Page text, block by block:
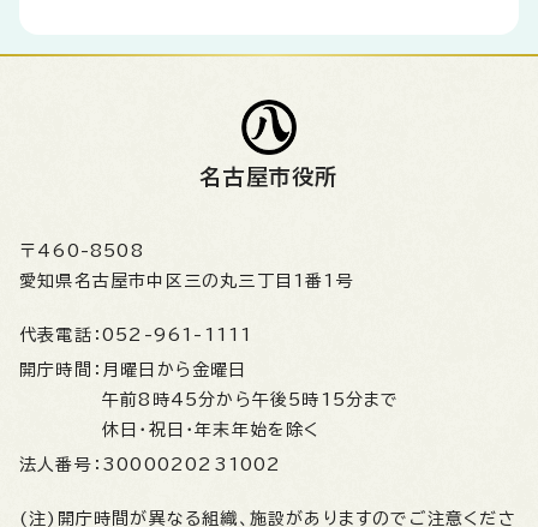
名古屋市役所
〒460-8508
愛知県名古屋市中区三の丸三丁目1番1号
代表電話： 052-961-1111
開庁時間： 月曜日から金曜日
午前8時45分から午後5時15分まで
休日・祝日・年末年始を除く
法人番号： 3000020231002
(注)開庁時間が異なる組織、施設がありますのでご注意くださ